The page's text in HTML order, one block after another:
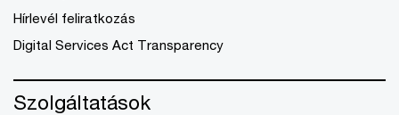
Hírlevél feliratkozás
Digital Services Act Transparency
Szolgáltatások